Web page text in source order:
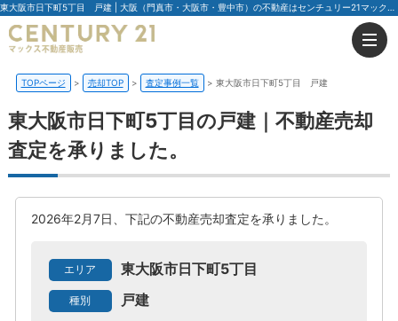
東大阪市日下町5丁目 戸建 | 大阪（門真市・大阪市・豊中市）の不動産はセンチュリー21マックス不動産販売
TOPページ 売却TOP 査定事例一覧 東大阪市日下町5丁目 戸建
東大阪市日下町5丁目の戸建｜不動産売却
査定を承りました。
2026年2月7日、下記の不動産売却査定を承りました。
エリア 東大阪市日下町5丁目
種別 戸建